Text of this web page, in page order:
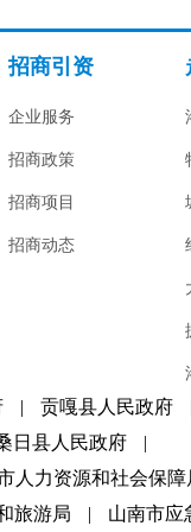
招商引资
企业服务
招商政策
招商项目
招商动态
| 贡嘎县人民政府
日县人民政府
|
人力资源和社会保障
旅游局 | 山南市应